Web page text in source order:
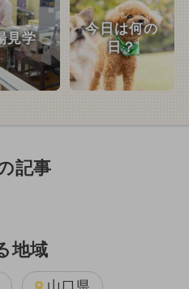
見学
今日は何の
日？
記事
地域